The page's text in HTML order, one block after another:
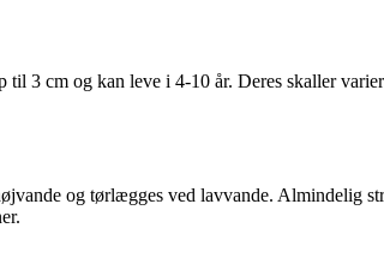
3 cm og kan leve i 4-10 år. Deres skaller
og tørlægges ved lavvande. Almindelig